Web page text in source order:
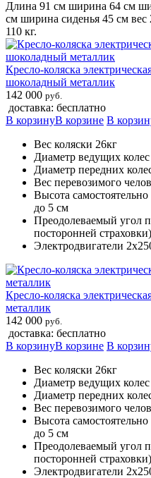
Длина 91 см ширина 64 см
см ширина сиденья 45 см вес
110 кг.
Кресло-коляска
шоколадный металлик
142 000 руб.
доставка: бесплатно
В корзинуВ корзине В
Вес коляски 26кг
Диаметр ведущих
Диаметр передних
Вес перевозимого
Высота
до 5 см
Преодолеваемый угол
посторонней страховки)
Электродвигатели
Кресло-коляска
металлик
142 000 руб.
доставка: бесплатно
В корзинуВ корзине В
Вес коляски 26кг
Диаметр ведущих
Диаметр передних
Вес перевозимого
Высота
до 5 см
Преодолеваемый угол
посторонней страховки)
Электродвигатели